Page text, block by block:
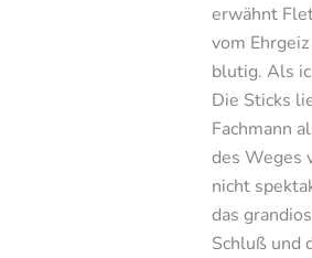
erwähnt
vom
blutig. Als
Die Sticks
Fachmann
des Weges
nicht
das
Schluß und